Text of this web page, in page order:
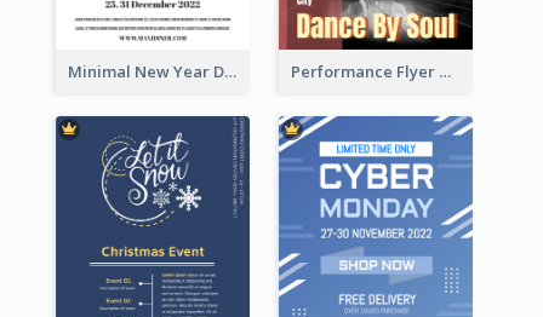
Minimal New Year Dinning Promotion Design Idea Performance Flyer With Monochrome Photo